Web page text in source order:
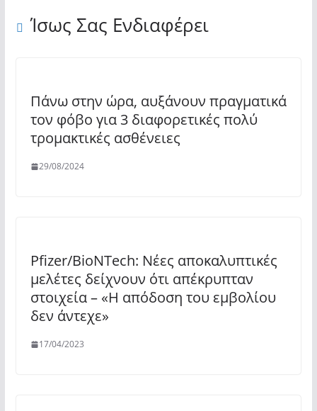
Ίσως Σας Ενδιαφέρει
Πάνω στην ώρα, αυξάνουν πραγματικά
τον φόβο για 3 διαφορετικές πολύ
τρομακτικές ασθένειες
29/08/2024
Pfizer/BioNTech: Νέες αποκαλυπτικές
μελέτες δείχνουν ότι απέκρυπταν
στοιχεία – «Η απόδοση του εμβολίου
δεν άντεχε»
17/04/2023